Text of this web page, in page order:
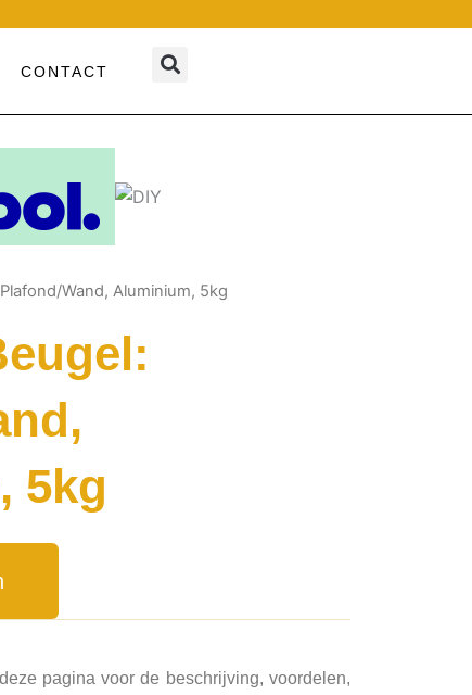
CONTACT
Wand, Aluminium, 5kg
5kg
pagina voor de beschrijving, voordelen,